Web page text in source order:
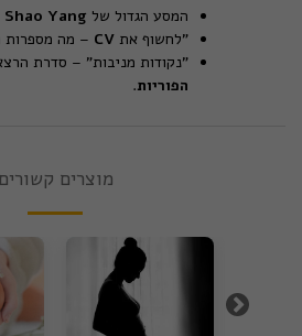
המסע הגדול של Shao Yang
"לחשוף את CV – מה מספרות
"נקודות מניבות" – סדרת
הפוריות.
מוצרים קשורים